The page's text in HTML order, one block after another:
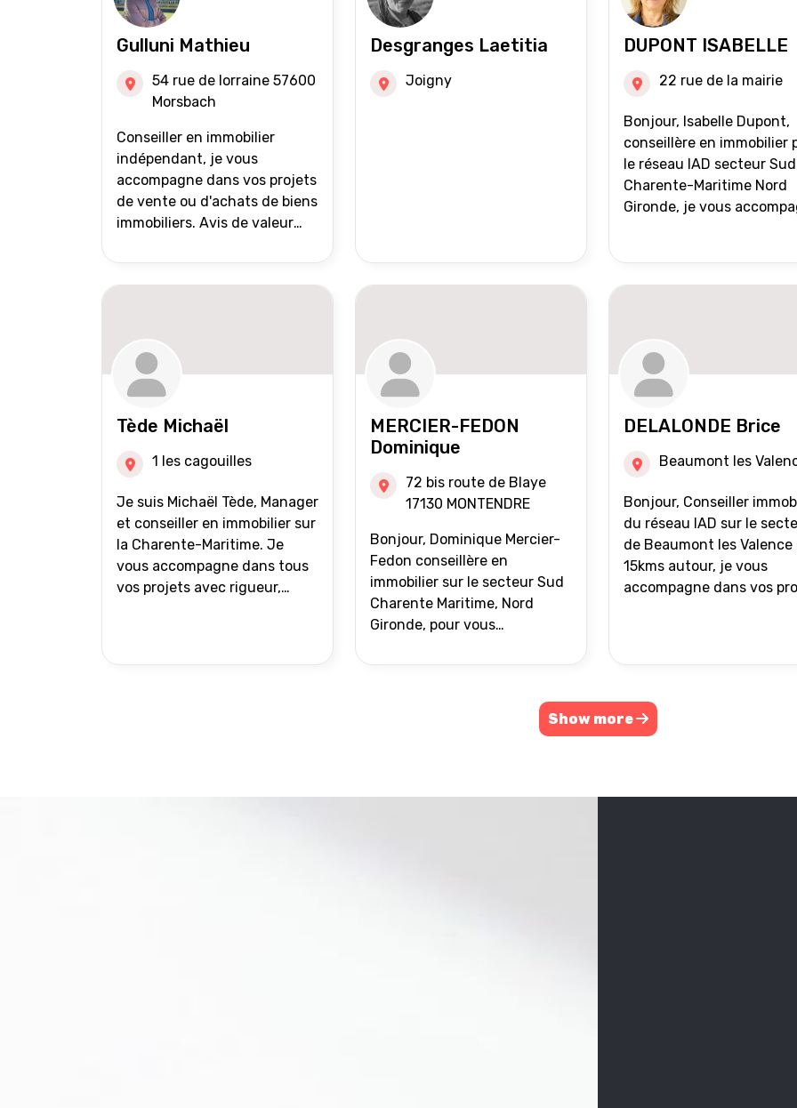
Gulluni Mathieu
54 rue de lorraine 57600
Morsbach
Conseiller en immobilier
indépendant, je vous
accompagne dans vos projets
de vente ou d'achats de biens
immobiliers. Avis de valeur
suivi personnalisés Mise en
avant du bien grâce à des
(niveau national et
international) Validation du
financement des acquéreurs
auprès de partenaires
financiers Portefeuille de
clients acquéreurs travaillé et
Vente en partage grâce au
réseau Iad France et Iad
Deutschland Inter agence
Desgranges Laetitia
Joigny
DUPONT ISABELLE
22 rue de la mairie
Bonjour, Isabelle Dupont,
conseillère en immobilier
le réseau IAD secteur Sud
Charente-Maritime Nord
Gironde, je vous
Tède Michaël
1 les cagouilles
Je suis Michaël Tède, Manager
et conseiller en immobilier sur
la Charente-Maritime. Je
vous accompagne dans tous
vos projets avec rigueur,
MERCIER-FEDON
Dominique
72 bis route de Blaye
17130 MONTENDRE
Bonjour, Dominique Mercier-
Fedon conseillère en
immobilier sur le secteur Sud
Charente Maritime, Nord
Gironde, pour vous
projets immobiliers.
DELALONDE Brice
Beaumont les
Bonjour, Conseiller immobilier
du réseau IAD sur le
de Beaumont les Valence
15kms autour, je vous
accompagne dans vos
Show more